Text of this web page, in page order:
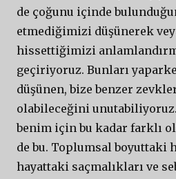
de çoğunu içinde
etmediğimizi düşünerek
hissettiğimizi
geçiriyoruz. Bunları
düşünen, bize benzer
olabileceğini unutabiliyoruz.
benim için bu kadar farklı
de bu. Toplumsal boyuttaki
hayattaki saçmalıkları ve